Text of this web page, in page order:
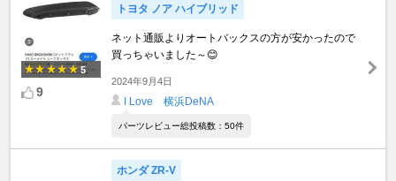
5
9
トヨタ ノア ハイブリッド
ネット通販よりオートバックスの方が安かったので
買っちゃいました～😊
2024年9月4日
I Love 横浜DeNA
パーツレビュー総投稿数：50件
ホンダ ZR-V